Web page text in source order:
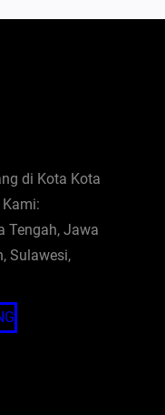
di Kota Kota
Tengah, Jawa
Sulawesi,